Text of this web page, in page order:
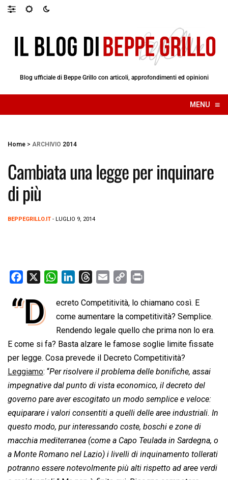
Blog ufficiale di Beppe Grillo con articoli, approfondimenti ed opinioni
MENU ≡
☰
Home > ARCHIVIO 2014
Cambiata una legge per inquinare
di più
BEPPEGRILLO.IT - LUGLIO 9, 2014
c
o
o
k
W
a
t
s
A
p
p
n
k
e
d
I
n
r
e
a
d
s
a
i
l
p
y
L
i
n
k
i
n
t
“D
ecreto Competitività, lo chiamano così. E
come aumentare la competitività? Semplice.
Rendendo legale quello che prima non lo era.
E come si fa? Basta alzare le famose soglie limite fissate
per legge. Cosa prevede il Decreto Competitività?
Leggiamo: “Per risolvere il problema delle bonifiche, assai
impegnative dal punto di vista economico, il decreto del
governo pare aver escogitato un modo semplice e veloce:
equiparare i valori consentiti a quelli delle aree industriali. In
questo modo, pur interessando coste, boschi e zone di
macchia mediterranea (come a Capo Teulada in Sardegna, o
a Monte Romano nel Lazio) i livelli di inquinamento tollerati
potranno essere notevolmente più alti rispetto ad aree verdi